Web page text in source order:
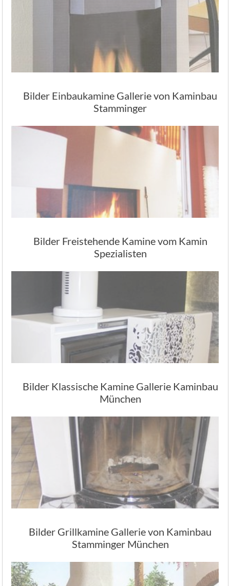
Bilder Einbaukamine Gallerie von Kaminbau
Stamminger
Bilder Freistehende Kamine vom Kamin
Spezialisten
Bilder Klassische Kamine Gallerie Kaminbau
München
Bilder Grillkamine Gallerie von Kaminbau
Stamminger München